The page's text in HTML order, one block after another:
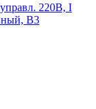
220В, I
В3